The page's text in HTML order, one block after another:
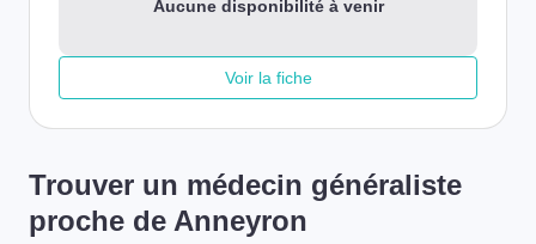
Aucune disponibilité à venir
Voir la fiche
Trouver un médecin généraliste
proche de Anneyron